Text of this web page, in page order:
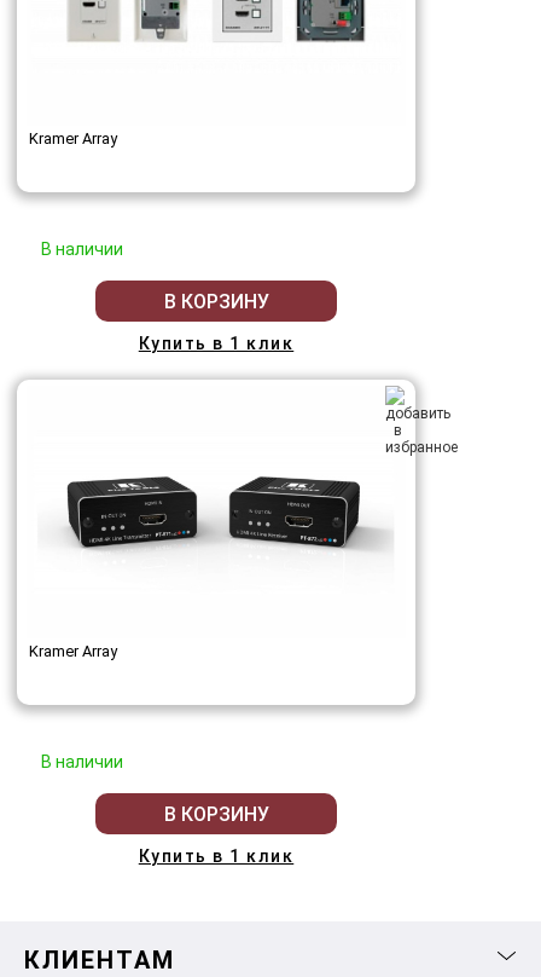
Kramer Array
В наличии
В КОРЗИНУ
Купить в 1 клик
Kramer Array
В наличии
В КОРЗИНУ
Купить в 1 клик
КЛИЕНТАМ